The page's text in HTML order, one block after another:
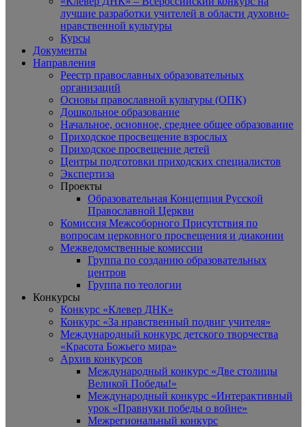
лучшие разработки учителей в области духовно-
нравственной культуры
Курсы
Документы
Направления
Реестр православных образовательных
организаций
Основы православной культуры (ОПК)
Дошкольное образование
Начальное, основное, среднее общее образование
Приходское просвещение взрослых
Приходское просвещение детей
Центры подготовки приходских специалистов
Экспертиза
Проекты
Образовательная Концепция Русской
Православной Церкви
Комиссия Межсоборного Присутствия по
вопросам церковного просвещения и диаконии
Межведомственные комиссии
Группа по созданию образовательных
центров
Группа по теологии
Конкурсы
Конкурс «Клевер ДНК»
Конкурс «За нравственный подвиг учителя»
Международный конкурс детского творчества
«Красота Божьего мира»
Архив конкурсов
Международный конкурс «Две столицы
Великой Победы!»
Международный конкурс «Интерактивный
урок «Правнуки победы о войне»
Межрегиональный конкурс